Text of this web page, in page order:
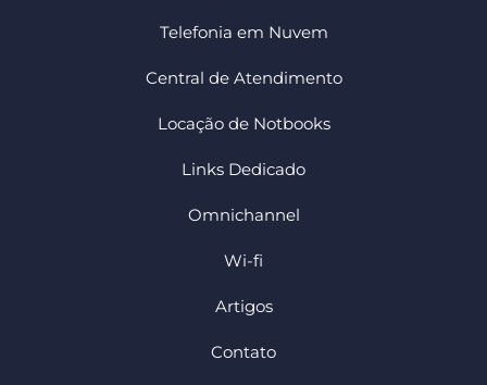
Telefonia em Nuvem
Central de Atendimento
Locação de Notbooks
Links Dedicado
Omnichannel
Wi-fi
Artigos
Contato